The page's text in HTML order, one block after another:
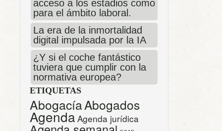
acceso a los estadios como
para el ámbito laboral.
La era de la inmortalidad
digital impulsada por la IA
¿Y si el coche fantástico
tuviera que cumplir con la
normativa europea?
ETIQUETAS
AbogacíaAbogados
Agenda Agenda jurídica